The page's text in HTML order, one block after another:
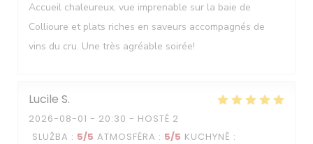
Accueil chaleureux, vue imprenable sur la baie de
Collioure et plats riches en saveurs accompagnés de
vins du cru. Une très agréable soirée!
Lucile S
2026-08-01 - 20:30 - HOSTÉ 2
SLUŽBA : 5/5 ATMOSFÉRA : 5/5 KUCHYNĚ :